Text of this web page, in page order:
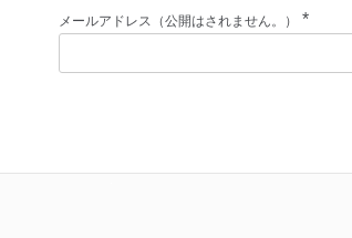
メールアドレス（公開はされません。） *